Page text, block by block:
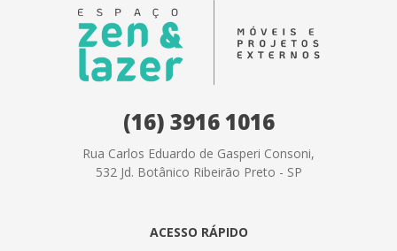
(16) 3916 1016
Rua Carlos Eduardo de Gasperi Consoni,
532 Jd. Botânico Ribeirão Preto - SP
ACESSO RÁPIDO